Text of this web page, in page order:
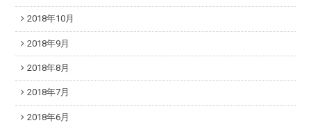
2018年10月
2018年9月
2018年8月
2018年7月
2018年6月